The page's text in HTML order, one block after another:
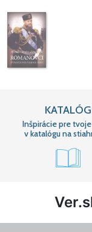
KATALÓG
Inšpirácie pre
v katalógu na